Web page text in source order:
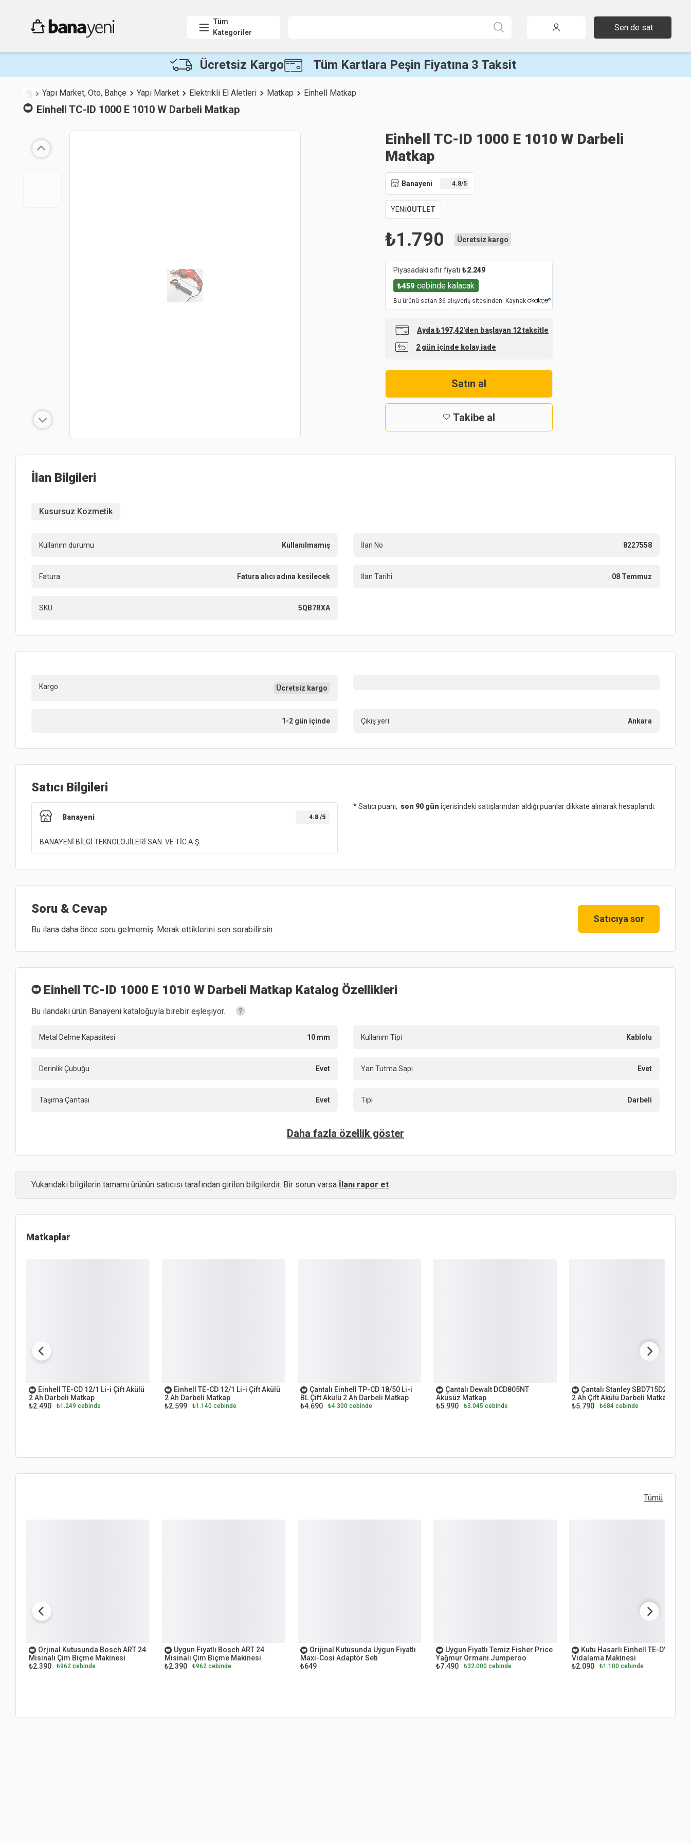
Tüm
Kategoriler
Sen de sat
Ücretsiz Kargo Tüm Kartlara Peşin Fiyatına 3 Taksit
Yapı Market, Oto, Bahçe Yapı Market Elektrikli El Aletleri Matkap Einhell Matkap
Einhell TC-ID 1000 E 1010 W Darbeli Matkap
Einhell TC-ID 1000 E 1010 W Darbeli
Matkap
Banayeni 4.8/5
YENİOUTLET
₺1.790 Ücretsiz kargo
Piyasadaki sıfır fiyatı ₺2.249
₺459 cebinde kalacak
Bu ürünü satan 36 alışveriş sitesinden. Kaynak
Ayda ₺197,42'den başlayan 12 taksitle
2 gün içinde kolay iade
Satın al
Takibe al
İlan Bilgileri
Kusursuz Kozmetik
Kullanım durumu Kullanılmamış İlan No 8227558
Fatura Fatura alıcı adına kesilecek İlan Tarihi 08 Temmuz
SKU 5QB7RXA
Kargo Ücretsiz kargo
1-2 gün içinde Çıkış yeri Ankara
Satıcı Bilgileri
Banayeni 4.8 /5
BANAYENİ BİLGİ TEKNOLOJİLERİ SAN. VE TİC.A.Ş.
* Satıcı puanı, son 90 gün içerisindeki satışlarından aldığı puanlar dikkate alınarak hesaplandı.
Soru & Cevap
Bu ilana daha önce soru gelmemiş. Merak ettiklerini sen sorabilirsin.
Satıcıya sor
Einhell TC-ID 1000 E 1010 W Darbeli Matkap Katalog Özellikleri
Bu ilandaki ürün Banayeni kataloğuyla birebir eşleşiyor.
Metal Delme Kapasitesi 10 mm Kullanım Tipi Kablolu
Derinlik Çubuğu Evet Yan Tutma Sapı Evet
Taşıma Çantası Evet Tipi Darbeli
Daha fazla özellik göster
Yukarıdaki bilgilerin tamamı ürünün satıcısı tarafından girilen bilgilerdir. Bir sorun varsa İlanı rapor et
Matkaplar
Einhell TE-CD 12/1 Li-i Çift Akülü
2 Ah Darbeli Matkap
₺2.490
₺1.249 cebinde
Einhell TE-CD 12/1 Li-i Çift Akülü
2 Ah Darbeli Matkap
₺2.599
₺1.140 cebinde
Çantalı Einhell TP-CD 18/50 Li-i
BL Çift Akülü 2 Ah Darbeli Matkap
₺4.690
₺4.300 cebinde
Çantalı Dewalt DCD805NT
Aküsüz Matkap
₺5.990
₺3.045 cebinde
Çantalı Stanley SBD715D2K 18 V
2 Ah Çift Akülü Darbeli Matkap
₺5.790
₺684 cebinde
Tümü
Orjinal Kutusunda Bosch ART 24
Misinalı Çim Biçme Makinesi
₺2.390
₺962 cebinde
Uygun Fiyatlı Bosch ART 24
Misinalı Çim Biçme Makinesi
₺2.390
₺962 cebinde
Orijinal Kutusunda Uygun Fiyatlı
Maxi-Cosi Adaptör Seti
₺649
Uygun Fiyatlı Temiz Fisher Price
Yağmur Ormanı Jumperoo
₺7.490
₺32.000 cebinde
Kutu Hasarlı Einhell TE-DY 18 Li
Vidalama Makinesi
₺2.090
₺1.100 cebinde